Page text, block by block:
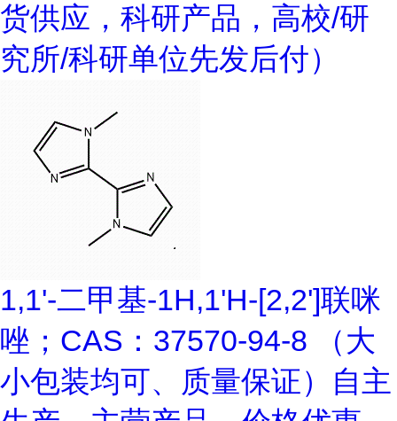
货供应，科研产品，高校/研
究所/科研单位先发后付）
1,1'-二甲基-1H,1'H-[2,2']联咪
唑；CAS：37570-94-8 （大
小包装均可、质量保证）自主